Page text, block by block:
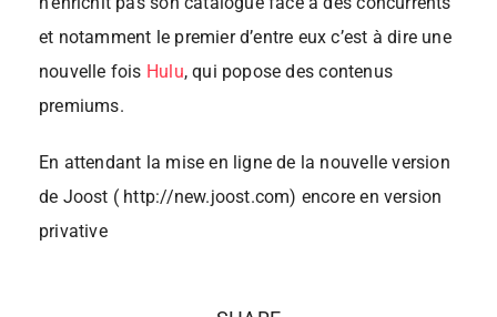
et notamment le premier d’entre eux c’est à dire une
nouvelle fois Hulu, qui popose des contenus
premiums.
En attendant la mise en ligne de la nouvelle version
de Joost ( http://new.joost.com) encore en version
privative